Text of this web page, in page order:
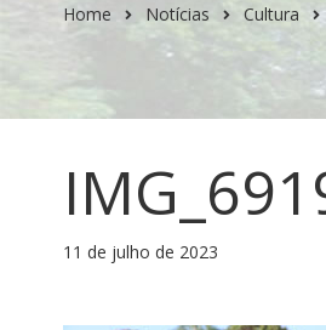
Home Notícias Cultura
11 de julho de 2023